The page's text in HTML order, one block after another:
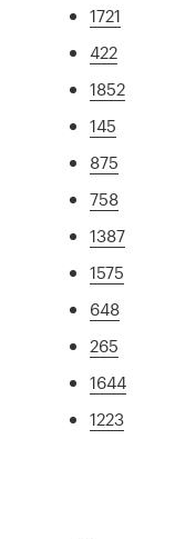
1721
422
1852
145
875
758
1387
1575
648
265
1644
1223